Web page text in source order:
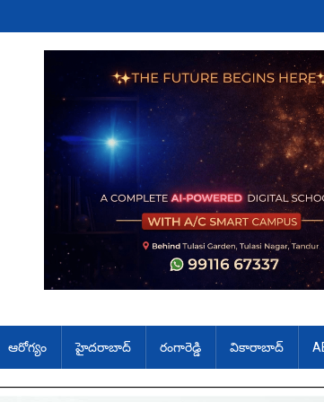
ఆరోగ్యం హైదరాబాద్ రంగారెడ్డి వికారాబాద్